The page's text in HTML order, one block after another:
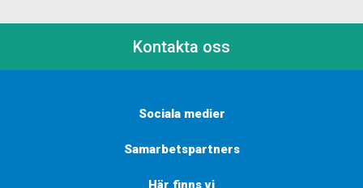
Kontakta oss
Sociala medier
Samarbetspartners
Här finns vi